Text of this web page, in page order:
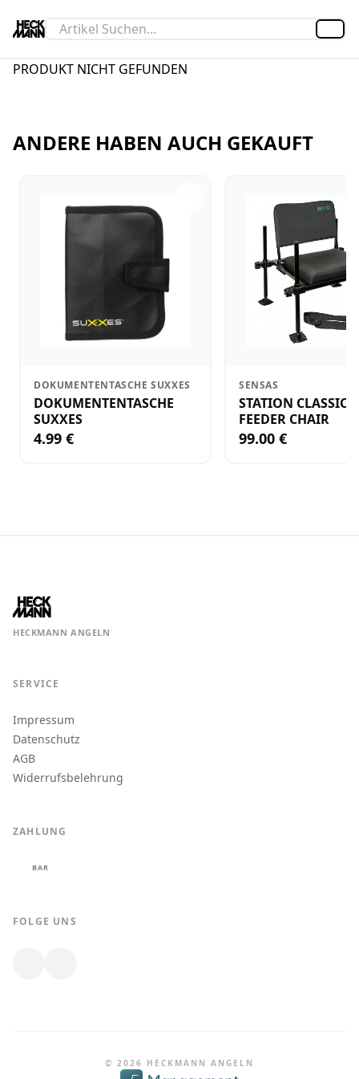
PRODUKT NICHT GEFUNDEN
ANDERE HABEN AUCH GEKAUFT
DOKUMENTENTASCHE SUXXES
DOKUMENTENTASCHE
SUXXES
4.99 €
SENSAS
STATION CLASSIC
FEEDER CHAIR
99.00 €
HECKMANN ANGELN
SERVICE
Impressum
Datenschutz
AGB
Widerrufsbelehrung
ZAHLUNG
BAR
FOLGE UNS
© 2026 HECKMANN ANGELN